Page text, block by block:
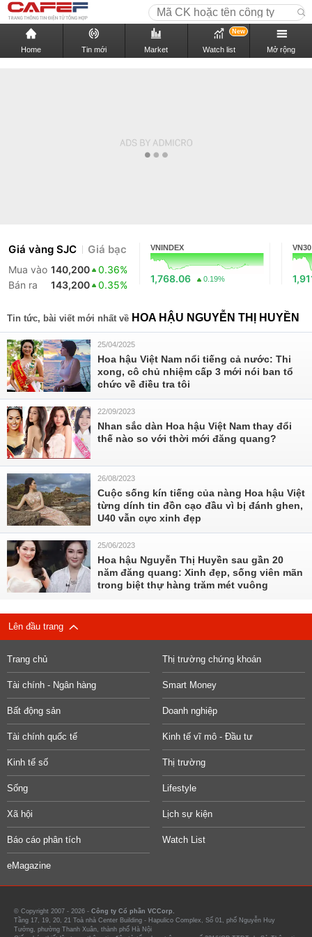
Home Tin mới Market Watch list
New
Mở rộng
Giá vàng SJC Giá bạc
Mua vào 140,200
0.36%
Bán ra
143,200 0.35%
VNINDEX
1,768.06 0.19%
VN30
Tin tức, bài viết mới nhất về HOA HẬU NGUYỄN THỊ HUYỀN
25/04/2025
Hoa hậu Việt Nam nổi tiếng cả nước: Thi
xong, cô chủ nhiệm cấp 3 mới nói ban tổ
chức về điều tra tôi
22/09/2023
Nhan sắc dàn Hoa hậu Việt Nam thay đổi
thế nào so với thời mới đăng quang?
26/08/2023
Cuộc sống kín tiếng của nàng Hoa hậu Việt
từng dính tin đồn cạo đầu vì bị đánh ghen,
U40 vẫn cực xinh đẹp
25/06/2023
Hoa hậu Nguyễn Thị Huyền sau gần 20
năm đăng quang: Xinh đẹp, sống viên mãn
trong biệt thự hàng trăm mét vuông
Lên đầu trang
Trang chủ Thị trường chứng khoán
Tài chính - Ngân hàng Smart Money
Bất động sản Doanh nghiệp
Tài chính quốc tế Kinh tế vĩ mô - Đầu tư
Kinh tế số Thị trường
Sống Lifestyle
Xã hội Lịch sự kiện
Báo cáo phân tích Watch List
eMagazine
© Copyright 2007 - 2026 - Công ty Cổ phần VCCorp.
Tầng 17, 19, 20, 21 Toà nhà Center Building - Hapulico Complex, Số 01, phố Nguyễn Huy
Tưởng, phường Thanh Xuân, thành phố Hà Nội